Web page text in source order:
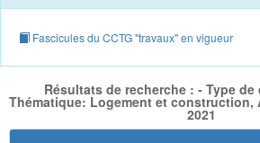
Fascicules du CCTG "travaux" en vigueur
Résultats de recherche : - Type
Thématique: Logement et construction,
2021